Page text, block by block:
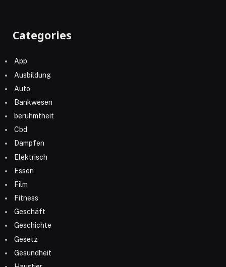
Categories
App
Ausbildung
Auto
Bankwesen
beruhmtheit
Cbd
Dampfen
Elektrisch
Essen
Film
Fitness
Geschäft
Geschichte
Gesetz
Gesundheit